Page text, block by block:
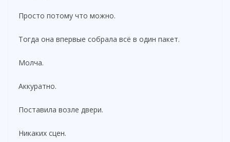
Просто потому что можно.
Тогда она впервые собрала всё в один пакет.
Молча.
Аккуратно.
Поставила возле двери.
Никаких сцен.